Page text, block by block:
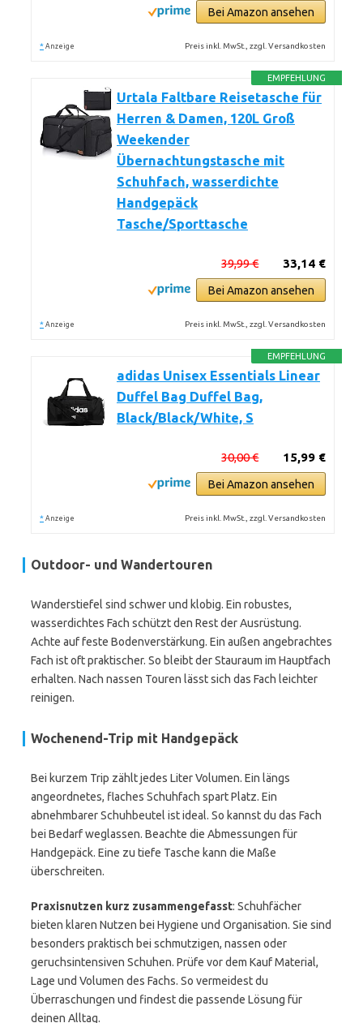
Bei Amazon ansehen
* Anzeige Preis inkl. MwSt., zzgl. Versandkosten
EMPFEHLUNG
Urtala Faltbare Reisetasche für
Herren & Damen, 120L Groß
Weekender
Übernachtungstasche mit
Schuhfach, wasserdichte
Handgepäck
Tasche/Sporttasche
33,14 €
39,99 €
Bei Amazon ansehen
* Anzeige Preis inkl. MwSt., zzgl. Versandkosten
EMPFEHLUNG
adidas Unisex Essentials Linear
Duffel Bag Duffel Bag,
Black/Black/White, S
15,99 €
30,00 €
Bei Amazon ansehen
* Anzeige Preis inkl. MwSt., zzgl. Versandkosten
Outdoor- und Wandertouren
Wanderstiefel sind schwer und klobig. Ein robustes,
wasserdichtes Fach schützt den Rest der Ausrüstung.
Achte auf feste Bodenverstärkung. Ein außen angebrachtes
Fach ist oft praktischer. So bleibt der Stauraum im Hauptfach
erhalten. Nach nassen Touren lässt sich das Fach leichter
reinigen.
Wochenend-Trip mit Handgepäck
Bei kurzem Trip zählt jedes Liter Volumen. Ein längs
angeordnetes, flaches Schuhfach spart Platz. Ein
abnehmbarer Schuhbeutel ist ideal. So kannst du das Fach
bei Bedarf weglassen. Beachte die Abmessungen für
Handgepäck. Eine zu tiefe Tasche kann die Maße
überschreiten.
Praxisnutzen kurz zusammengefasst: Schuhfächer
bieten klaren Nutzen bei Hygiene und Organisation. Sie sind
besonders praktisch bei schmutzigen, nassen oder
geruchsintensiven Schuhen. Prüfe vor dem Kauf Material,
Lage und Volumen des Fachs. So vermeidest du
Überraschungen und findest die passende Lösung für
deinen Alltag.